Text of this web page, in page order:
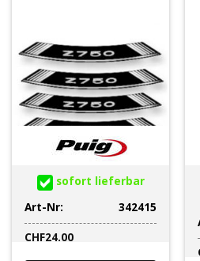
sofort lieferbar
Art-Nr:
342415
CHF24.00